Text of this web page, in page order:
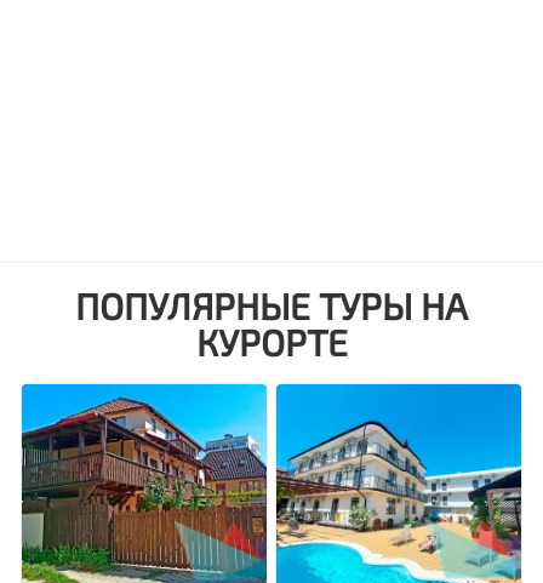
ПОПУЛЯРНЫЕ ТУРЫ НА
КУРОРТЕ